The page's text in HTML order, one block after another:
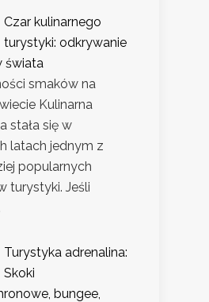
Czar kulinarnego
turystyki: odkrywanie
świata
smaków na
Kulinarna
stała się w
latach jednym z
popularnych
turystyki. Jeśli
Turystyka adrenalina:
Skoki
bungee,